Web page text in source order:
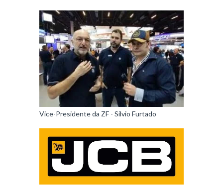
Vice-Presidente da ZF - Silvio Furtado